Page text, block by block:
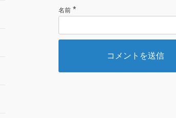
名前 *